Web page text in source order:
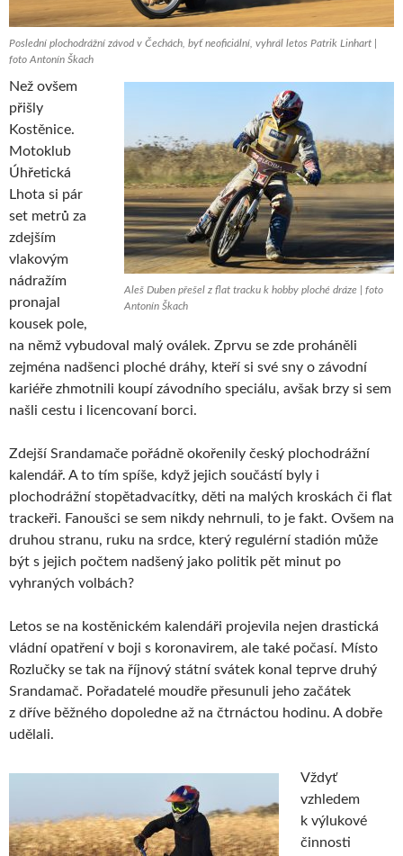
Poslední plochodrážní závod v Čechách, byť neoficiální, vyhrál letos Patrik Linhart |
foto Antonín Škach
Aleš Duben přešel z flat tracku k hobby ploché dráze | foto
Antonín Škach
Než ovšem
přišly
Kostěnice.
Motoklub
Úhřetická
Lhota si pár
set metrů za
zdejším
vlakovým
nádražím
pronajal
kousek pole,
na němž vybudoval malý oválek. Zprvu se zde proháněli
zejména nadšenci ploché dráhy, kteří si své sny o závodní
kariéře zhmotnili koupí závodního speciálu, avšak brzy si sem
našli cestu i licencovaní borci.
Zdejší Srandamače pořádně okořenily český plochodrážní
kalendář. A to tím spíše, když jejich součástí byly i
plochodrážní stopětadvacítky, děti na malých kroskách či flat
trackeři. Fanoušci se sem nikdy nehrnuli, to je fakt. Ovšem na
druhou stranu, ruku na srdce, který regulérní stadión může
být s jejich počtem nadšený jako politik pět minut po
vyhraných volbách?
Letos se na kostěnickém kalendáři projevila nejen drastická
vládní opatření v boji s koronavirem, ale také počasí. Místo
Rozlučky se tak na říjnový státní svátek konal teprve druhý
Srandamač. Pořadatelé moudře přesunuli jeho začátek
z dříve běžného dopoledne až na čtrnáctou hodinu. A dobře
udělali.
Vždyť
vzhledem
k výlukové
činnosti